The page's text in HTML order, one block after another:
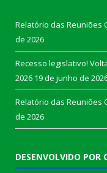
Relatório das Reuniões
de 2026
Recesso legislativo!
2026 19 de junho de
Relatório das Reuniões
de 2026
DESENVOLVIDO POR